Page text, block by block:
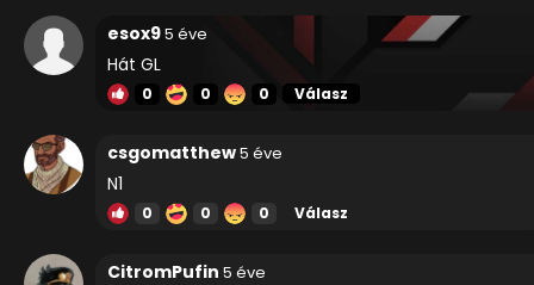
esox95 éve
Hát GL
0 0 0 Válasz
csgomatthew5 éve
N1
0 0 0 Válasz
CitromPufin 5 éve